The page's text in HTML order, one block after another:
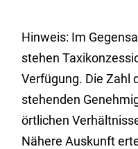
Hinweis: Im
stehen
Verfügung. Die Zahl
stehenden
örtlichen
Nähere Auskunft